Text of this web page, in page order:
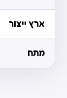
ארץ ייצור
מתח